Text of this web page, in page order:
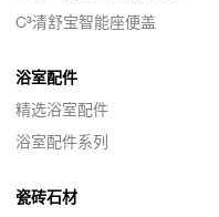
C³清舒宝智能座便盖
浴室配件
精选浴室配件
浴室配件系列
瓷砖石材